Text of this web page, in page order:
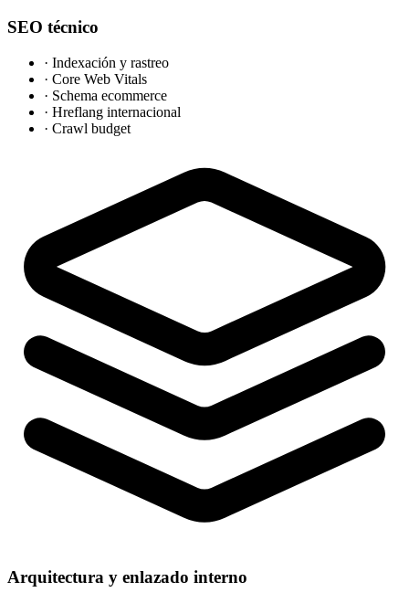
SEO técnico
· Indexación y rastreo
· Core Web Vitals
· Schema ecommerce
· Hreflang internacional
· Crawl budget
Arquitectura y enlazado interno